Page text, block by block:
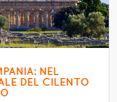
NEL
DEL CILENTO